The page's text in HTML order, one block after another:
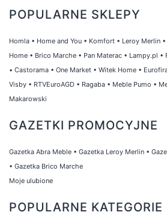
POPULARNE SKLEPY
Homla • Home and You • Komfort • Leroy Merlin •
Home • Brico Marche • Pan Materac • Lampy.pl •
• Castorama • One Market • Witek Home •
Visby • RTVEuroAGD • Ragaba • Meble Pumo •
Makarowski
GAZETKI PROMOCYJNE
Gazetka Abra Meble • Gazetka Leroy Merlin •
• Gazetka Brico Marche
Moje ulubione
POPULARNE KATEGORIE